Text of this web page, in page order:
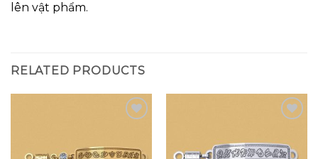
lên vật phẩm.
RELATED PRODUCTS